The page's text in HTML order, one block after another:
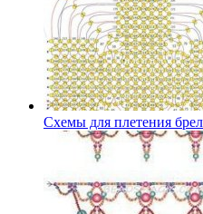
Схемы для плетения